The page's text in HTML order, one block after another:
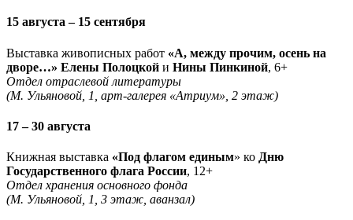
15 августа – 15 сентября
Выставка живописных работ «А, между прочим, осень на
дворе…» Елены Полоцкой и Нины Пинкиной, 6+
Отдел отраслевой литературы
(М. Ульяновой, 1, арт-галерея «Атриум», 2 этаж)
17 – 30 августа
Книжная выставка «Под флагом единым» ко Дню
Государственного флага России, 12+
Отдел хранения основного фонда
(М. Ульяновой, 1, 3 этаж, аванзал)